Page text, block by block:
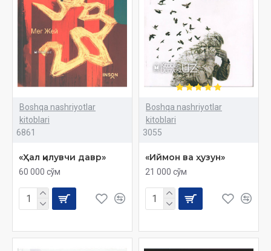
Boshqa nashriyotlar
kitoblari
6861
«Ҳал қилувчи давр»
60 000 сўм
Boshqa nashriyotlar
kitoblari
3055
«Иймон ва ҳузун»
21 000 сўм